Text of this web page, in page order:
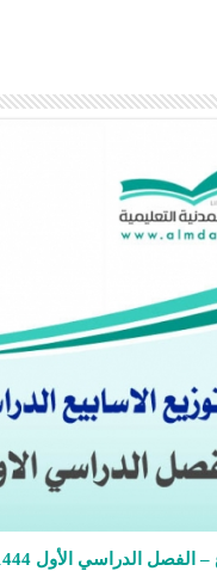
الدراسي الأول 1444هـ